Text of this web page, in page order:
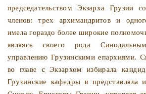
председа­тельством Экзарха Грузии
членов: трех архимандритов и
имела гораздо более широкие
являясь своего рода
управлению Грузинскими епар­хиями.
во главе с Экзархом избирала
Грузинские кафедры и представля­ла